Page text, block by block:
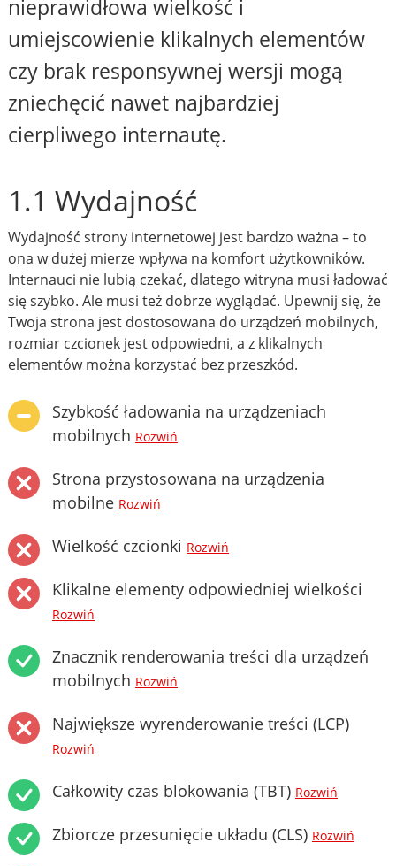
nieprawidłowa wielkość i
umiejscowienie klikalnych elementów
czy brak responsywnej wersji mogą
zniechęcić nawet najbardziej
cierpliwego internautę.
1.1 Wydajność
Wydajność strony internetowej jest bardzo ważna – to
ona w dużej mierze wpływa na komfort użytkowników.
Internauci nie lubią czekać, dlatego witryna musi ładować
się szybko. Ale musi też dobrze wyglądać. Upewnij się, że
Twoja strona jest dostosowana do urządzeń mobilnych,
rozmiar czcionek jest odpowiedni, a z klikalnych
elementów można korzystać bez przeszkód.
Szybkość ładowania na urządzeniach
mobilnych Rozwiń
Strona przystosowana na urządzenia
mobilne Rozwiń
Wielkość czcionki Rozwiń
Klikalne elementy odpowiedniej wielkości
Rozwiń
Znacznik renderowania treści dla urządzeń
mobilnych Rozwiń
Największe wyrenderowanie treści (LCP)
Rozwiń
Całkowity czas blokowania (TBT) Rozwiń
Zbiorcze przesunięcie układu (CLS) Rozwiń